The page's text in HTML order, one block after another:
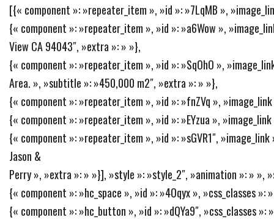
[{« component »: »repeater_item », »id »: »7LqMB »,
{« component »: »repeater_item », »id »: »a6Wow »,
View CA 94043″, »extra »: » »},
{« component »: »repeater_item », »id »: »SqOhO »,
Area. », »subtitle »: »450,000 m2″, »extra »: » »},
{« component »: »repeater_item », »id »: »fnZVq »,
{« component »: »repeater_item », »id »: »EYzua »,
{« component »: »repeater_item », »id »: »sGVR1″,
Jason &
Perry », »extra »: » »}], »style »: »style_2″, »animation »: » »,
{« component »: »hc_space », »id »: »4Oqyx », »css_classes
{« component »: »hc_button », »id »: »dQYa9″, »css_classes »: